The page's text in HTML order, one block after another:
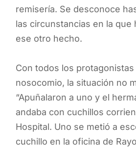
remisería. Se desconoce
las circunstancias en la que
ese otro hecho.
Con todos los protagonistas
nosocomio, la situación no
“Apuñalaron a uno y el
andaba con cuchillos
Hospital. Uno se metió a
cuchillo en la oficina de